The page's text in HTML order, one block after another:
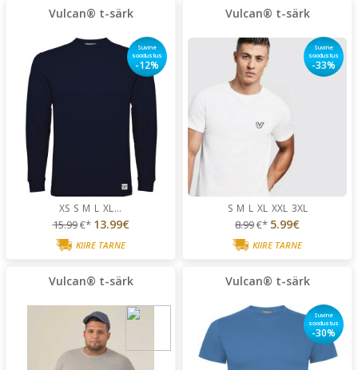
Vulcan® t-särk
Suvine
soodustus
-12%
XS S M L XL...
15.99€* 13.99€
KIIRE TARNE
Vulcan® t-särk
Suvine
soodustus
-33%
S M L XL XXL 3XL
8.99€* 5.99€
KIIRE TARNE
Vulcan® t-särk Vulcan® t-särk
Suvine
soodustus
-30%